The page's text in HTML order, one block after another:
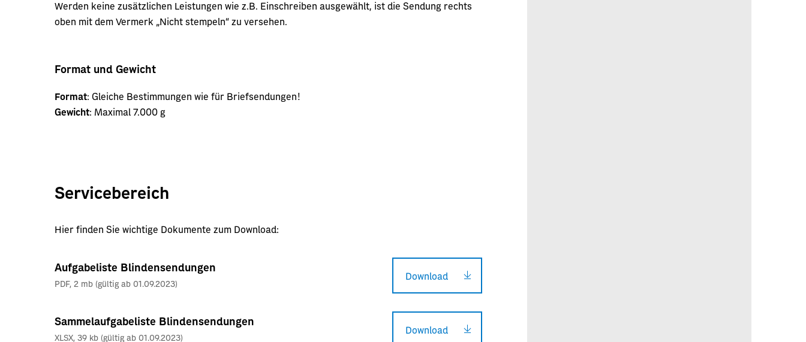
Werden keine zusätzlichen Leistungen wie z.B. Einschreiben ausgewählt, ist die Sendung rechts
oben mit dem Vermerk „Nicht stempeln“ zu versehen.
Format und Gewicht
Format: Gleiche Bestimmungen wie für Briefsendungen!
Gewicht: Maximal 7.000 g
Servicebereich
Hier finden Sie wichtige Dokumente zum Download:
Aufgabeliste Blindensendungen
PDF, 2 mb (gültig ab 01.09.2023)
Download
Sammelaufgabeliste Blindensendungen
XLSX ,39 kb (gültig ab 01.09.2023)
Download